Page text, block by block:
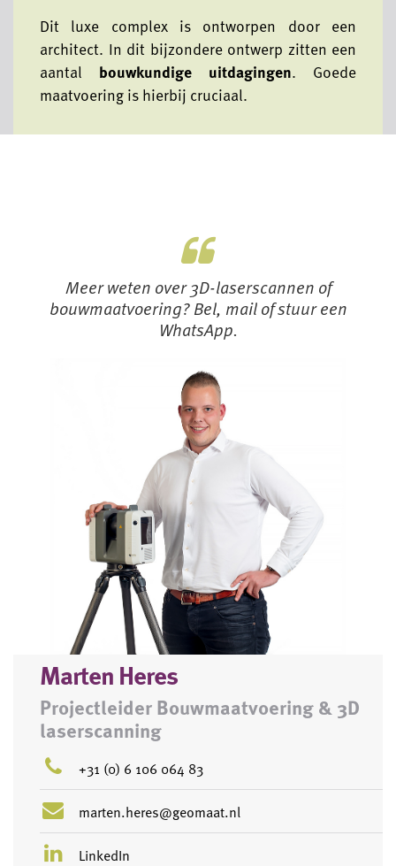
Dit luxe complex is ontworpen door een
architect. In dit bijzondere ontwerp zitten een
aantal bouwkundige uitdagingen. Goede
maatvoering is hierbij cruciaal.
Meer weten over 3D-laserscannen of
bouwmaatvoering? Bel, mail of stuur een
WhatsApp.
Marten Heres
Projectleider Bouwmaatvoering & 3D
laserscanning
+31 (0) 6 106 064 83
marten.heres@geomaat.nl
LinkedIn